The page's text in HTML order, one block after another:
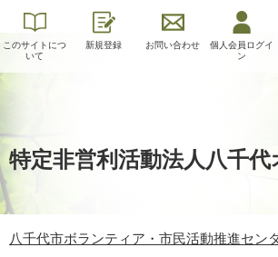
このサイトにつ
いて
新規登録 お問い合わせ
個人会員ログイ
ン
特定非営利活動法人八千
八千代市ボランティア・市民活動推進セン